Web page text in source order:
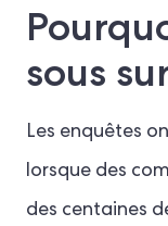
sous
Les enquêtes
lorsque des
des centaines